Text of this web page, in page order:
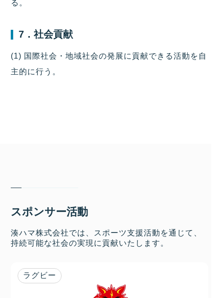
る。
7．社会貢献
(1) 国際社会・地域社会の発展に貢献できる活動を自
主的に行う。
スポンサー活動
湊ハマ株式会社では、スポーツ支援活動を通じて、
持続可能な社会の実現に貢献いたします。
ラグビー